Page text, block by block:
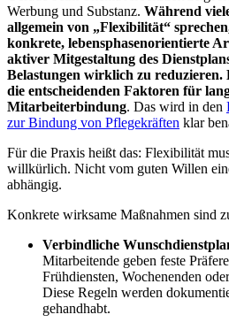
Werbung und Substanz. Während
allgemein von „Flexibilität“
konkrete, lebensphasenorientierte
aktiver Mitgestaltung des
Belastungen wirklich zu reduzieren.
die entscheidenden Faktoren für
Mitarbeiterbindung. Das wird in den
zur Bindung von Pflegekräften klar
Für die Praxis heißt das: Flexibilität
willkürlich. Nicht vom guten Willen
abhängig.
Konkrete wirksame Maßnahmen sind
Verbindliche
Mitarbeitende geben feste
Frühdiensten, Wochenenden
Diese Regeln werden
gehandhabt.